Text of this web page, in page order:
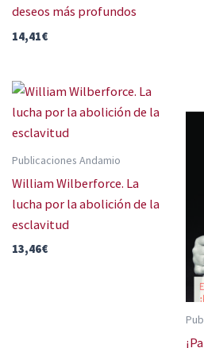
deseos más profundos
14,41€
Publicaciones Andamio
William Wilberforce. La
lucha por la abolición de la
esclavitud
13,46€